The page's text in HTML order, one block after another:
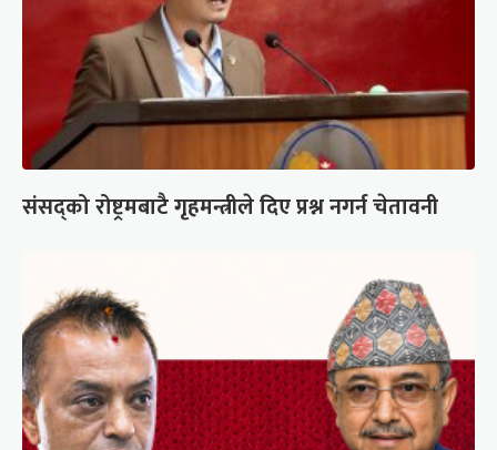
संसद्को रोष्ट्रमबाटै गृहमन्त्रीले दिए प्रश्न नगर्न चेतावनी